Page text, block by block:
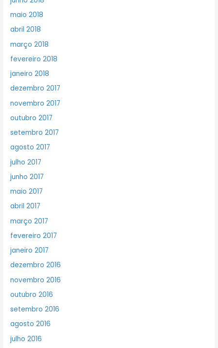
maio 2018
abril 2018
março 2018
fevereiro 2018
janeiro 2018
dezembro 2017
novembro 2017
outubro 2017
setembro 2017
agosto 2017
julho 2017
junho 2017
maio 2017
abril 2017
março 2017
fevereiro 2017
janeiro 2017
dezembro 2016
novembro 2016
outubro 2016
setembro 2016
agosto 2016
julho 2016